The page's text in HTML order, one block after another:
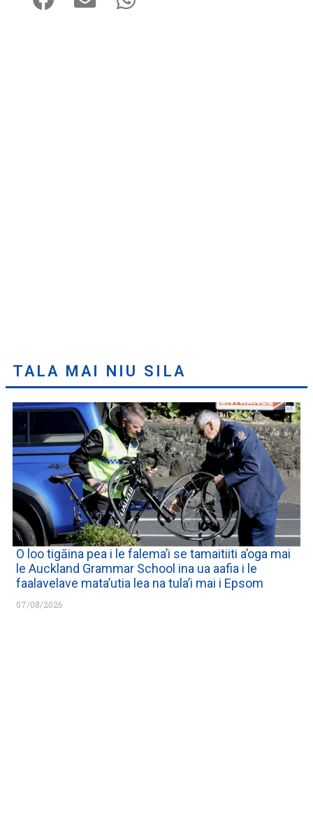
TALA MAI NIU SILA
O loo tigāina pea i le falema’i se tamaitiiti a’oga mai
le Auckland Grammar School ina ua aafia i le
faalavelave mata’utia lea na tula’i mai i Epsom
07/08/2026